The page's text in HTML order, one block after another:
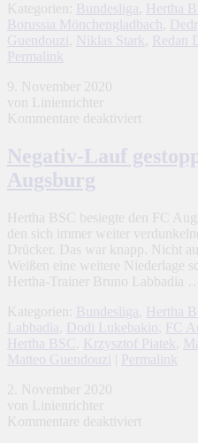
Kategorien:
Bundesliga Hertha
Borussia Mönchengladbach
Guendouzi
Niklas Stark Redan
Permalink
9. November 2020
von Linienrichter
Kommentare deaktiviert
Lauf
gestoppt
siegt
in
Augsburg
Negativ-Lauf
Augsburg
Hertha BSC besiegte den FC
den sich immer weiter
Drücker. Das war knapp. Nicht
Weißen eine weitere Niederlage
Hertha-Trainer Bruno Labbadia …
Kategorien:
Bundesliga Hertha
Labbadia
Dodi Lukebakio FC
Hertha BSC
Krzysztof Piatek
Matteo Guendouzi
Permalink
2. November 2020
von Linienrichter
Kommentare deaktiviert